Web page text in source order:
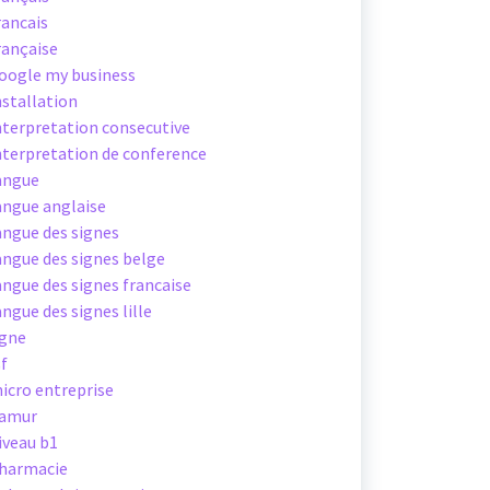
my business
consecutive
de conference
anglaise
des signes
des signes belge
des signes francaise
des signes lille
entreprise
b1